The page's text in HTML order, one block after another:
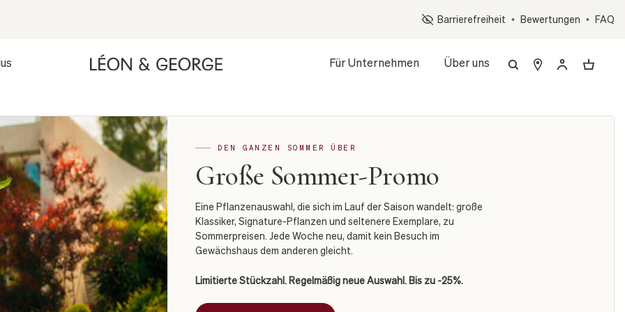
Barrierefreiheit • Bewertungen • FAQ
Für Unternehmen Über uns
DEN GANZEN SOMMER ÜBER
Große Sommer-Promo
Eine Pflanzenauswahl, die sich im Lauf der Saison wandelt: große
Klassiker, Signature-Pflanzen und seltenere Exemplare, zu
Sommerpreisen. Jede Woche neu, damit kein Besuch im
Gewächshaus dem anderen gleicht.
Limitierte Stückzahl. Regelmäßig neue Auswahl. Bis zu -25%.